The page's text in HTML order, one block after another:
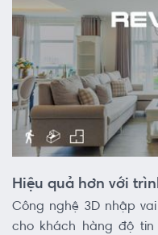
Hiệu quả hơn với
Công nghệ 3D nhập
cho khách hàng độ